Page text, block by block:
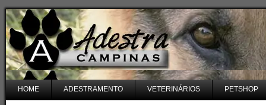
HOME ADESTRAMENTO VETERINÁRIOS PETSHOP